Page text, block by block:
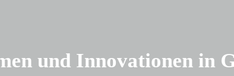
und Innovationen in